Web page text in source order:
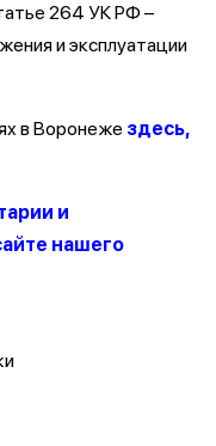
264 УК РФ –
и эксплуатации
в Воронеже здесь,
и
нашего